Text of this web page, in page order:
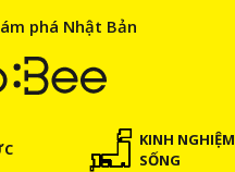
phá Nhật Bản
KINH NGHIỆM
SỐNG